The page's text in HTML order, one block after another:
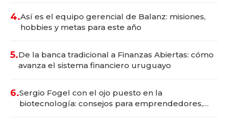
4.Así es el equipo gerencial de Balanz: misiones,
hobbies y metas para este año
5.De la banca tradicional a Finanzas Abiertas: cómo
avanza el sistema financiero uruguayo
6.Sergio Fogel con el ojo puesto en la
biotecnología: consejos para emprendedores,